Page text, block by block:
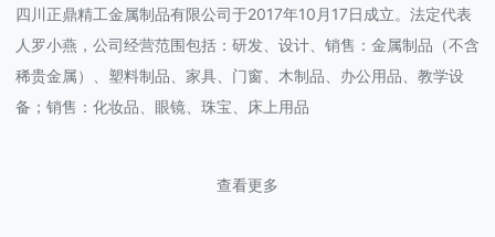
四川正鼎精工金属制品有限公司于2017年10月17日成立。法定代表
人罗小燕，公司经营范围包括：研发、设计、销售：金属制品（不含
稀贵金属）、塑料制品、家具、门窗、木制品、办公用品、教学设
备；销售：化妆品、眼镜、珠宝、床上用品
查看更多